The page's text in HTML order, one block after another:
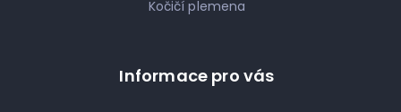
Kočičí plemena
Informace pro vás